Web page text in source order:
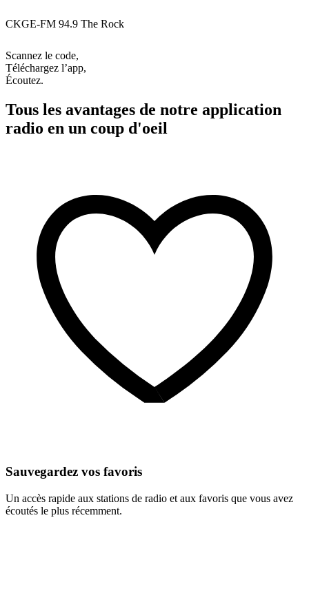
CKGE-FM 94.9 The Rock
Scannez le code,
Téléchargez l’app,
Écoutez.
Tous les avantages de notre application
radio en un coup d'oeil
Sauvegardez vos favoris
Un accès rapide aux stations de radio et aux favoris que vous avez
écoutés le plus récemment.